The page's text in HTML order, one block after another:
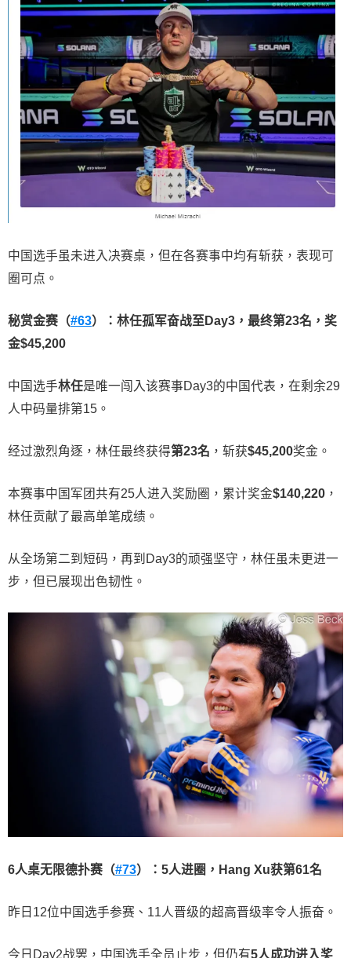
中国选手虽未进入决赛桌，但在各赛事中均有斩获，表现可
圈可点。
秘赏金赛（#63）：林任孤军奋战至 Day3 ，最终第23名，奖
金$45,200
中国选手林任是唯一闯入该赛事Day3的中国代表，在剩余29
人中码量排第15。
经过激烈角逐，林任最终获得第23名 ，斩获$45,200奖金。
本赛事中国军团共有25人进入奖励圈，累计奖金$140,220 ，
林任贡献了最高单笔成绩。
从全场第二到短码，再到Day3的顽强坚守，林任虽未更进一
步，但已展现出色韧性。
6人桌无限德扑赛（#73）： 5人进圈， Hang Xu获第61名
昨日12位中国选手参赛、11人晋级的超高晋级率令人振奋。
今日Day2战罢，中国选手全员止步，但仍有5人成功进入奖